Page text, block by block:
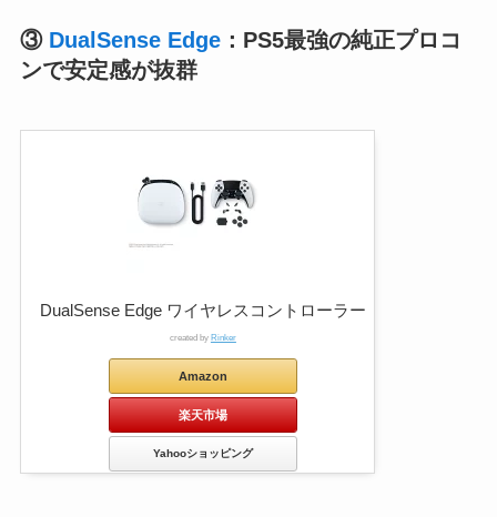
③ DualSense Edge：PS5最強の純正プロコ
ンで安定感が抜群
DualSense Edge ワイヤレスコントローラー
created by Rinker
Amazon
楽天市場
Yahooショッピング